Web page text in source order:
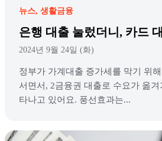
뉴스 생활금융
은행 대출 눌렀더니, 카드
2024년 9월 24일 (화)
정부가 가계대출 증가세를 막기 위
서면서, 2금융권 대출로 수요가 옮겨
타나고 있어요. 풍선효과는...